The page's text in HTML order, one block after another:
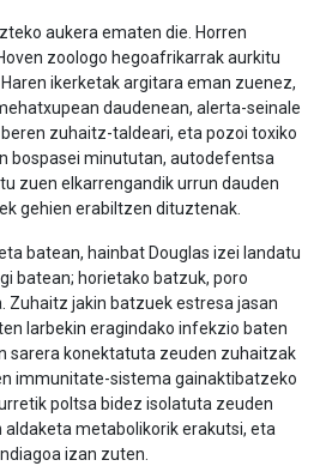
aukera ematen die. Horren
zoologo hegoafrikarrak aurkitu
ikerketak argitara eman zuenez,
daudenean, alerta-seinale
zuhaitz-taldeari, eta pozoi toxiko
bospasei minututan, autodefentsa
zuen elkarrengandik urrun dauden
gehien erabiltzen dituztenak.
batean, hainbat Douglas izei landatu
batean; horietako batzuk, poro
Zuhaitz jakin batzuek estresa jasan
larbekin eragindako infekzio baten
sarera konektatuta zeuden zuhaitzak
immunitate-sistema gainaktibatzeko
poltsa bidez isolatuta zeuden
metabolikorik erakutsi, eta
izan zuten.